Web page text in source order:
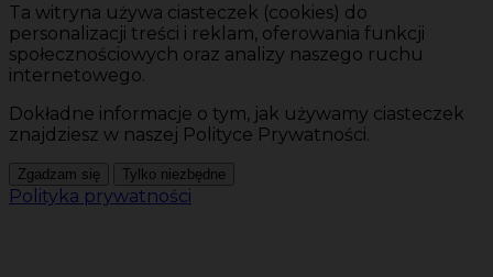
Ta witryna używa ciasteczek (cookies) do
personalizacji treści i reklam, oferowania funkcji
społecznościowych oraz analizy naszego ruchu
internetowego.
Dokładne informacje o tym, jak używamy ciasteczek
znajdziesz w naszej Polityce Prywatności.
Zgadzam się Tylko niezbędne
Polityka prywatności